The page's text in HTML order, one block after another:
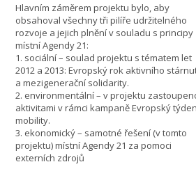
Hlavním záměrem projektu bylo, aby
obsahoval všechny tři pilíře udržitelného
rozvoje a jejich plnění v souladu s principy
místní Agendy 21:
1. sociální – soulad projektu s tématem let
2012 a 2013: Evropský rok aktivního
a mezigenerační solidarity.
2. environmentální – v projektu
aktivitami v rámci kampaně Evropský
mobility.
3. ekonomický – samotné řešení (v tomto
projektu) místní Agendy 21 za pomoci
externích zdrojů